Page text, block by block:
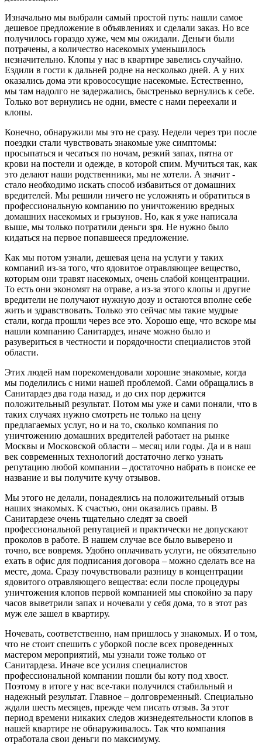
Изначально мы выбрали самый простой путь: нашли самое
дешевое предложение в объявлениях и сделали заказ. Но все
получилось гораздо хуже, чем мы ожидали. Деньги были
потрачены, а количество насекомых уменьшилось
незначительно. Клопы у нас в квартире завелись случайно.
Ездили в гости к дальней родне на несколько дней. А у них
оказались дома эти кровососущие насекомые. Естественно,
мы там надолго не задержались, быстренько вернулись к себе.
Только вот вернулись не одни, вместе с нами переехали и
клопы.
Конечно, обнаружили мы это не сразу. Недели через три после
поездки стали чувствовать знакомые уже симптомы:
просыпаться и чесаться по ночам, резкий запах, пятна от
крови на постели и одежде, в которой спим. Мучиться так, как
это делают наши родственники, мы не хотели. А значит -
стало необходимо искать способ избавиться от домашних
вредителей. Мы решили ничего не усложнять и обратиться в
профессиональную компанию по уничтожению вредных
домашних насекомых и грызунов. Но, как я уже написала
выше, мы только потратили деньги зря. Не нужно было
кидаться на первое попавшееся предложение.
Как мы потом узнали, дешевая цена на услуги у таких
компаний из-за того, что ядовитое отравляющее вещество,
которым они травят насекомых, очень слабой концентрации.
То есть они экономят на отраве, а из-за этого клопы и другие
вредители не получают нужную дозу и остаются вполне себе
жить и здравствовать. Только это сейчас мы такие мудрые
стали, когда прошли через все это. Хорошо еще, что вскоре мы
нашли компанию Санитардез, иначе можно было и
разувериться в честности и порядочности специалистов этой
области.
Этих людей нам порекомендовали хорошие знакомые, когда
мы поделились с ними нашей проблемой. Сами обращались в
Санитардез два года назад, и до сих пор держится
положительный результат. Потом мы уже и сами поняли, что в
таких случаях нужно смотреть не только на цену
предлагаемых услуг, но и на то, сколько компания по
уничтожению домашних вредителей работает на рынке
Москвы и Московской области – месяц или годы. Да и в наш
век современных технологий достаточно легко узнать
репутацию любой компании – достаточно набрать в поиске ее
название и вы получите кучу отзывов.
Мы этого не делали, понадеялись на положительный отзыв
наших знакомых. К счастью, они оказались правы. В
Санитардезе очень тщательно следят за своей
профессиональной репутацией и практически не допускают
проколов в работе. В нашем случае все было выверено и
точно, все вовремя. Удобно оплачивать услуги, не обязательно
ехать в офис для подписания договора – можно сделать все на
месте, дома. Сразу почувствовали разницу в концентрации
ядовитого отравляющего вещества: если после процедуры
уничтожения клопов первой компанией мы спокойно за пару
часов выветрили запах и ночевали у себя дома, то в этот раз
муж еле зашел в квартиру.
Ночевать, соответственно, нам пришлось у знакомых. И о том,
что не стоит спешить с уборкой после всех проведенных
мастером мероприятий, мы узнали тоже только от
Санитардеза. Иначе все усилия специалистов
профессиональной компании пошли бы коту под хвост.
Поэтому в итоге у нас все-таки получился стабильный и
надежный результат. Главное – долговременный. Специально
ждали шесть месяцев, прежде чем писать отзыв. За этот
период времени никаких следов жизнедеятельности клопов в
нашей квартире не обнаруживалось. Так что компания
отработала свои деньги по максимуму.